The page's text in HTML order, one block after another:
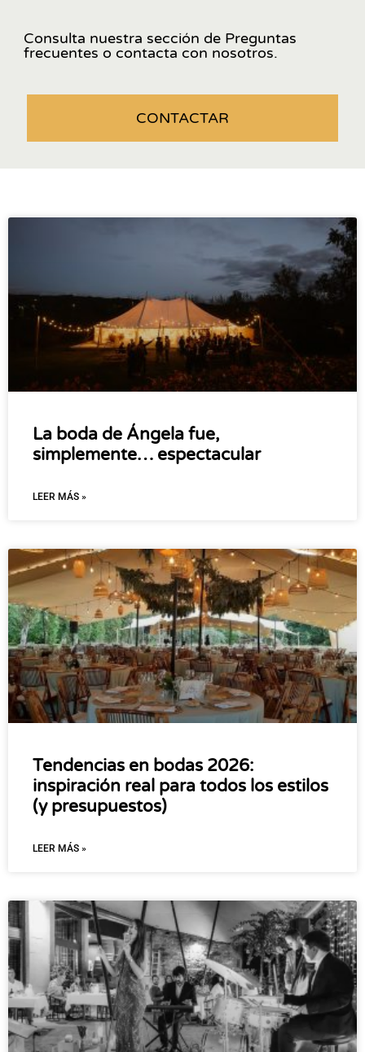
Consulta nuestra sección de Preguntas
frecuentes o contacta con nosotros.
CONTACTAR
La boda de Ángela fue,
simplemente… espectacular
LEER MÁS »
Tendencias en bodas 2026:
inspiración real para todos los estilos
(y presupuestos)
LEER MÁS »